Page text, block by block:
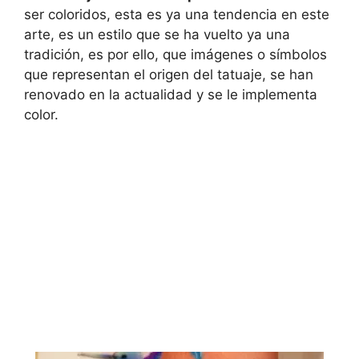
ser coloridos, esta es ya una tendencia en este
arte, es un estilo que se ha vuelto ya una
tradición, es por ello, que imágenes o símbolos
que representan el origen del tatuaje, se han
renovado en la actualidad y se le implementa
color.